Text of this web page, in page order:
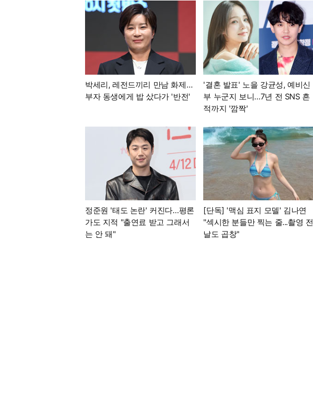
박세리, 레전드끼리 만남 화제…
부자 동생에게 밥 샀다가 '반전'
'결혼 발표' 노을 강균성, 예비신
부 누군지 보니…7년 전 SNS 흔
적까지 '깜짝'
정준원 '태도 논란' 커진다…평론
가도 지적 "출연료 받고 그래서
는 안 돼"
[단독] '맥심 표지 모델' 김나연
"섹시한 분들만 찍는 줄...촬영 전
날도 곱창"